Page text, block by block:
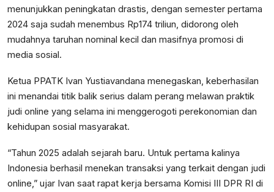
menunjukkan peningkatan drastis, dengan semester pertama
2024 saja sudah menembus Rp174 triliun, didorong oleh
mudahnya taruhan nominal kecil dan masifnya promosi di
media sosial.
Ketua PPATK Ivan Yustiavandana menegaskan, keberhasilan
ini menandai titik balik serius dalam perang melawan praktik
judi online yang selama ini menggerogoti perekonomian dan
kehidupan sosial masyarakat.
“Tahun 2025 adalah sejarah baru. Untuk pertama kalinya
Indonesia berhasil menekan transaksi yang terkait dengan judi
online,” ujar Ivan saat rapat kerja bersama Komisi III DPR RI di